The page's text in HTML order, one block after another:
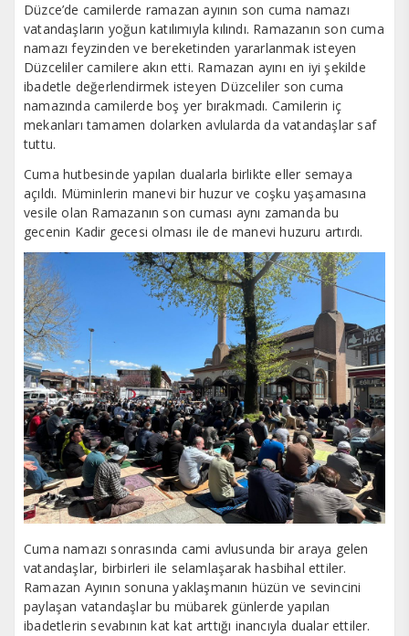
Düzce’de camilerde ramazan ayının son cuma namazı
vatandaşların yoğun katılımıyla kılındı. Ramazanın son cuma
namazı feyzinden ve bereketinden yararlanmak isteyen
Düzceliler camilere akın etti. Ramazan ayını en iyi şekilde
ibadetle değerlendirmek isteyen Düzceliler son cuma
namazında camilerde boş yer bırakmadı. Camilerin iç
mekanları tamamen dolarken avlularda da vatandaşlar saf
tuttu.
Cuma hutbesinde yapılan dualarla birlikte eller semaya
açıldı. Müminlerin manevi bir huzur ve coşku yaşamasına
vesile olan Ramazanın son cuması aynı zamanda bu
gecenin Kadir gecesi olması ile de manevi huzuru artırdı.
Cuma namazı sonrasında cami avlusunda bir araya gelen
vatandaşlar, birbirleri ile selamlaşarak hasbihal ettiler.
Ramazan Ayının sonuna yaklaşmanın hüzün ve sevincini
paylaşan vatandaşlar bu mübarek günlerde yapılan
ibadetlerin sevabının kat kat arttığı inancıyla dualar ettiler.